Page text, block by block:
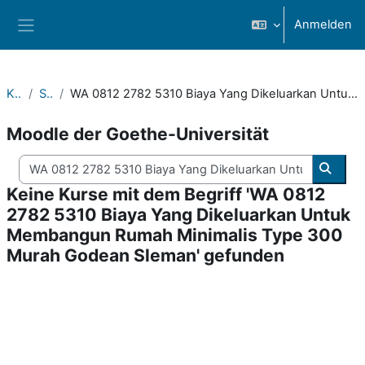
Anmelden
Kurse Suchen WA 0812 2782 5310 Biaya Yang Dikeluarkan Untuk Membangun Rumah Minimalis Type 300 Murah Godean Sleman
Moodle der Goethe-Universität
Kurse suchen
Kurse
Keine Kurse mit dem Begriff 'WA 0812
2782 5310 Biaya Yang Dikeluarkan Untuk
Membangun Rumah Minimalis Type 300
Murah Godean Sleman' gefunden